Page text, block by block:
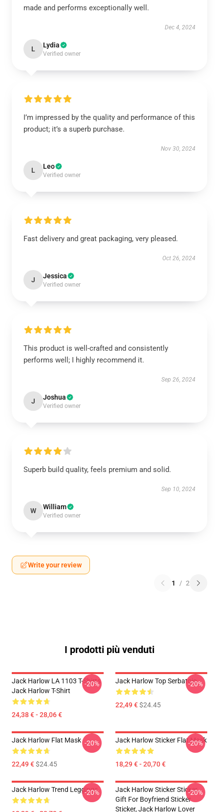
made and performs exceptionally well.
Dec 4, 2024
L Lydia
Verified owner
I’m impressed by the quality and performance of this
product; it’s a superb purchase.
Nov 30, 2024
L Leo
Verified owner
Fast delivery and great packaging, very pleased.
Oct 26, 2024
J Jessica
Verified owner
This product is well-crafted and consistently
performs well; I highly recommend it.
Sep 26, 2024
J Joshua
Verified owner
Superb build quality, feels premium and solid.
Sep 10, 2024
W William
Verified owner
Write your review
1 / 2
I prodotti più venduti
Jack Harlow LA 1103 T-Shirts
Jack Harlow T-Shirt
24,38 € - 28,06 €
-20% Jack Harlow Top Serbatoio
22,49 €$24.45
-20%
Jack Harlow Flat Mask
22,49 €$24.45
-20% Jack Harlow Sticker Flat Mask
18,29 € - 20,70 €
-20%
Jack Harlow Trend Leggings
-20%
Jack Harlow Sticker Sticker,
Gift For Boyfriend Sticker
Sticker, Jack Harlow Lover
-20%